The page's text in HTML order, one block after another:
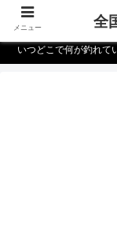
いつどこで何が釣れて
メニュー 全